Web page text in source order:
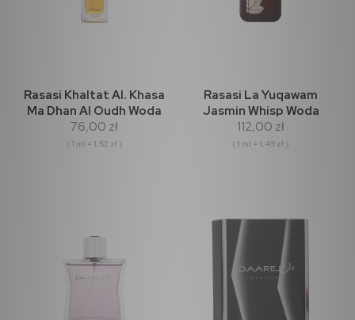
Rasasi Khaltat Al. Khasa
Ma Dhan Al Oudh Woda
perfumowana 50ml
(outlet)
76,00 zł
( 1 ml = 1,52 zł )
Rasasi La Yuqawam
Jasmin Whisp Woda
perfumowana 75ml
(outlet)
112,00 zł
( 1 ml = 1,49 zł )